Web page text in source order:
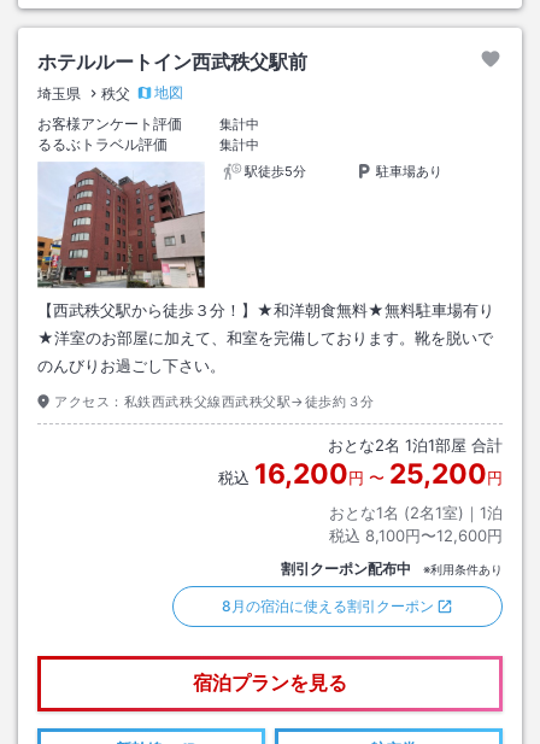
ホテルルートイン西武秩父駅前
埼玉県 秩父
地図
お客様アンケート評価
集計中
るるぶトラベル評価
集計中
駅徒歩5分
駐車場あり
【西武秩父駅から徒歩３分！】★和洋朝食無料★無料駐車場有り
★洋室のお部屋に加えて、和室を完備しております。靴を脱いで
のんびりお過ごし下さい。
アクセス： 私鉄西武秩父線西武秩父駅→徒歩約３分
おとな2名 1泊1部屋 合計
税込 16,200円 〜 25,200円
おとな1名 (2名1室)｜ 1泊
税込 8,100円〜12,600円
割引クーポン配布中 ※利用条件あり
8月の宿泊に使える割引クーポン
宿泊プランを見る